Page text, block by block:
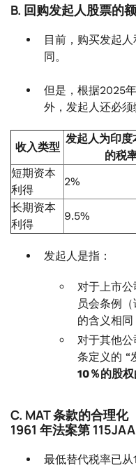
B. 回购发起人股票的
目前，购买发起
同。
但是，根据2025
外，发起人还必须
收入类型
发起人为印度
的税
短期资本
利得
2%
长期资本
利得
9.5%
发起人是指：
对于上市
员会条例
的含义相同
对于其他公
条定义的 “
10％的股
C. MAT 条款的合理
1961 年法案第 115JAA
最低替代税率已从